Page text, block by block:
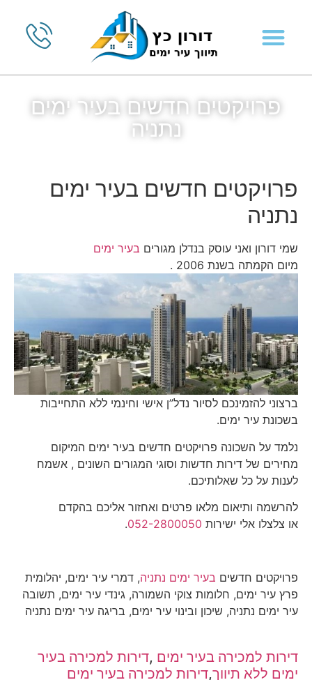
פרויקטים חדשים בעיר ימים
נתניה
פרויקטים חדשים בעיר ימים
נתניה
שמי דורון ואני עוסק בנדלן מגורים בעיר ימים
מיום הקמתה בשנת 2006 .
ברצוני להזמינכם לסיור נדל”ן אישי וחינמי ללא התחייבות
בשכונת עיר ימים.
נלמד על השכונה פרויקטים חדשים בעיר ימים המיקום
מחירים של דירות חדשות וסוגי המגורים השונים , אשמח
לענות על כל שאלותיכם.
להרשמה ותיאום מלאו פרטים ואחזור אליכם בהקדם
או צלצלו אלי ישירות 052-2800050
.
פרויקטים חדשים בעיר ימים נתניה, דמרי עיר ימים, יהלומית
פרץ עיר ימים, חלומות צוקי השמורה, גינדי עיר ימים, תשובה
עיר ימים נתניה, שיכון ובינוי עיר ימים, בריגה עיר ימים נתניה
דירות למכירה בעיר ימים ,דירות למכירה בעיר
ימים ללא תיווך,דירות למכירה בעיר ימים